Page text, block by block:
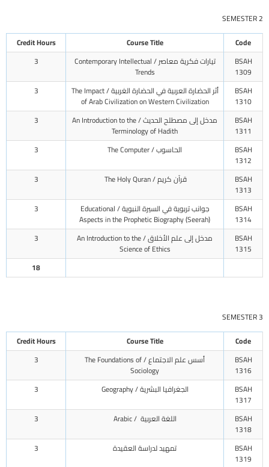
SEMESTER 2
Code
Course Title
Credit Hours
BSAH
1309
تيارات فكرية معاصر / Contemporary Intellectual
Trends
3
BSAH
1310
أثر الحضارة العربية في الحضارة الغربية / The Impact
of Arab Civilization on Western Civilization
3
BSAH
1311
مدخل إلى مصطلح الحديث / An Introduction to the
Terminology of Hadith
3
BSAH
1312
الحاسوب / The Computer 3
BSAH
1313
قرآن كريم / The Holy Quran 3
BSAH
1314
جوانب تربوية في السيرة النبوية / Educational
Aspects in the Prophetic Biography (Seerah)
3
BSAH
1315
مدخل إلى علم الأخلاق / An Introduction to the
Science of Ethics
3
18
SEMESTER 3
Code
Course Title
Credit Hours
BSAH
1316
أسس علم الاجتماع / The Foundations of
Sociology
3
BSAH
1317
الجغرافيا البشرية / Geography 3
BSAH
1318
اللغة العربية / Arabic 3
BSAH
1319
تمهيد لدراسة العقيدة 3